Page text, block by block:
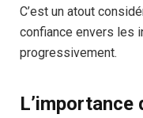
C’est un atout
confiance envers les
progressivement.
L’importance